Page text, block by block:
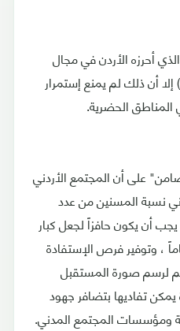
أحرزه الأردن في مجال
(65 سنة فأكثر) إلا أن ذلك لم يمنع إستمرار
المناطق الحضرية.
على أن المجتمع الأردني
نسبة المسنين من عدد
أن يكون حافزاً لجعل كبار
، وتوفير فرص الإستفادة
لرسم صورة المستقبل
تفاديها بتضافر جهود
ومؤسسات المجتمع المدني.